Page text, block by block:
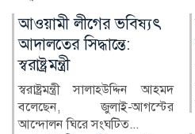
কুষ্টিয়ায় ক্যান্সার
সচেতনতামূলক সেমিনার
কুষ্টিয়ার মিরপুরে ক্যান্সার
সচেতনতামূলক সেমিনার অনুষ্ঠিত
হয়েছে। সেমিনারে প্রা...